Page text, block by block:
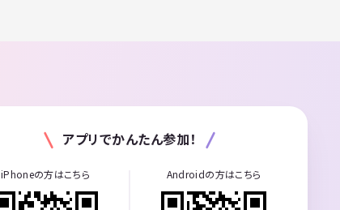
アプリでかんたん参加！
iPhoneの方はこちら Androidの方はこちら